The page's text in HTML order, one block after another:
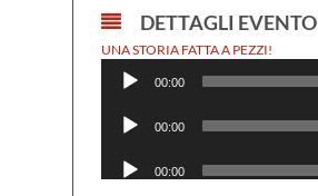
DETTAGLI EVENTO
UNA STORIA FATTA A PEZZI!Audio
00:00
Player
00:00
Player
00:00